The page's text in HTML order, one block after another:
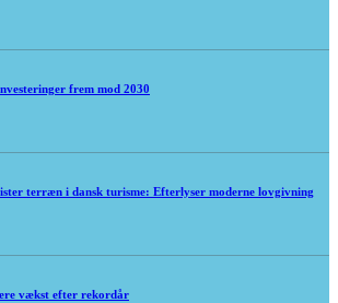
frem mod 2030
terræn i dansk turisme: Efterlyser moderne lovgivning
vækst efter rekordår